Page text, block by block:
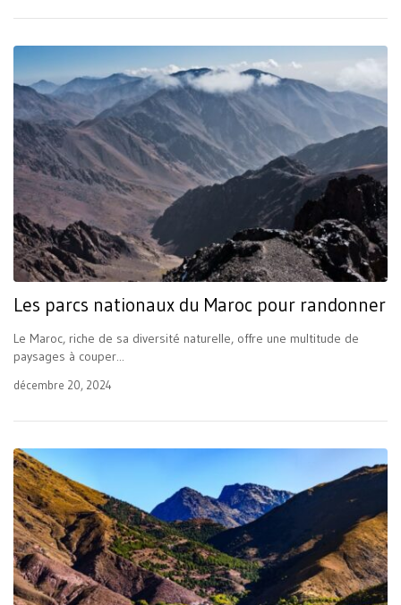
Les parcs nationaux du Maroc pour randonner
Le Maroc, riche de sa diversité naturelle, offre une multitude de
paysages à couper...
décembre 20, 2024